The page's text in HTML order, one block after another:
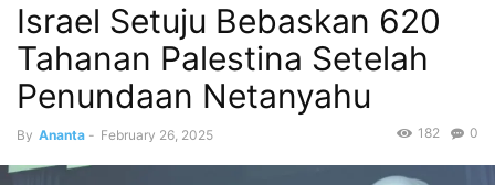
Israel Setuju Bebaskan 620
Tahanan Palestina Setelah
Penundaan Netanyahu
By Ananta - February 26, 2025 0
182